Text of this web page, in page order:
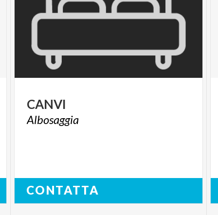
CANVI
Albosaggia
CONTATTA